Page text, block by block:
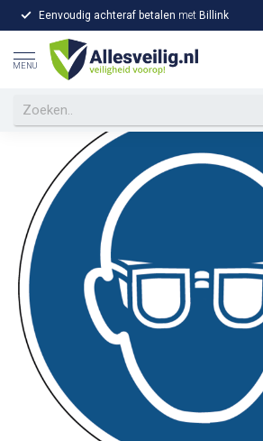
Eenvoudig achteraf betalen met Billink
MENU
Home / Oogbescherming verplicht
Oogbescherming verplicht
gebodspictogram